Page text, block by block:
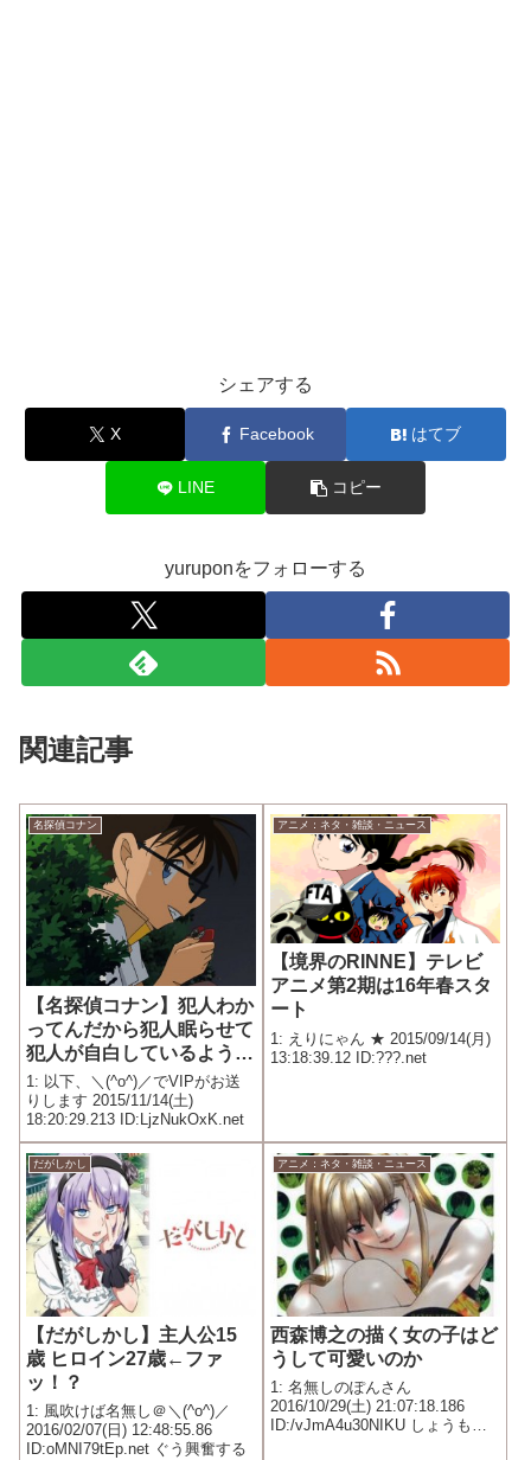
シェアする
X Facebook はてブ
LINE コピー
yuruponをフォローする
関連記事
名探偵コナン
【名探偵コナン】犯人わか
ってんだから犯人眠らせて
犯人が自白しているように
すればよくね？
1: 以下、＼(^o^)／でVIPがお送
りします 2015/11/14(土)
18:20:29.213 ID:LjzNukOxK.net
アニメ：ネタ・雑談・ニュース
【境界のRINNE】テレビ
アニメ第2期は16年春スタ
ート
1: えりにゃん ★ 2015/09/14(月)
13:18:39.12 ID:???.net
だがしかし
【だがしかし】主人公15
歳 ヒロイン27歳←ファ
ッ！？
1: 風吹けば名無し＠＼(^o^)／
2016/02/07(日) 12:48:55.86
ID:oMNI79tEp.net ぐう興奮する
アニメ：ネタ・雑談・ニュース
西森博之の描く女の子はど
うして可愛いのか
1: 名無しのぽんさん
2016/10/29(土) 21:07:18.186
ID:/vJmA4u30NIKU しょうもな